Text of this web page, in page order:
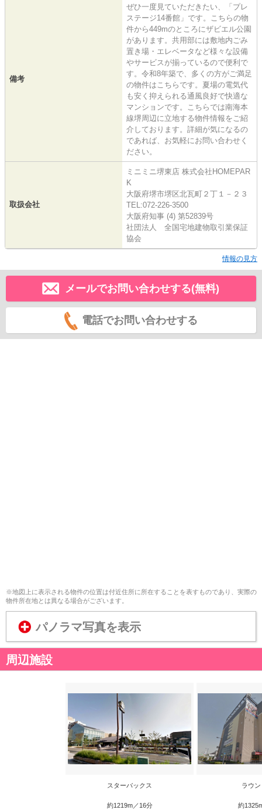
備考
ぜひ一度見ていただきたい、「プレ
ステージ14番館」です。こちらの物
件から449mのところにザビエル公園
があります。共用部には敷地内ごみ
置き場・エレベータなど様々な設備
やサービスが揃っているので便利で
す。令和8年築で、多くの方がご満足
の物件はこちらです。夏場の電気代
も安く抑えられる通風良好で快適な
マンションです。こちらでは南海本
線堺周辺に立地する物件情報をご紹
介しております。詳細が気になるの
であれば、お気軽にお問い合わせく
ださい。
取扱会社
ミニミニ堺東店 株式会社HOMEPAR
K
大阪府堺市堺区北瓦町２丁１－２３
TEL:072-226-3500
大阪府知事 (4) 第52839号
社団法人 全国宅地建物取引業保証
協会
情報の見方
メールでお問い合わせする(無料)
電話でお問い合わせする
※地図上に表示される物件の位置は付近住所に所在することを表すものであり、実際の
物件所在地とは異なる場合がございます。
パノラマ写真を表示
周辺施設
スターバックス
約1219m／16分
ラウ
約